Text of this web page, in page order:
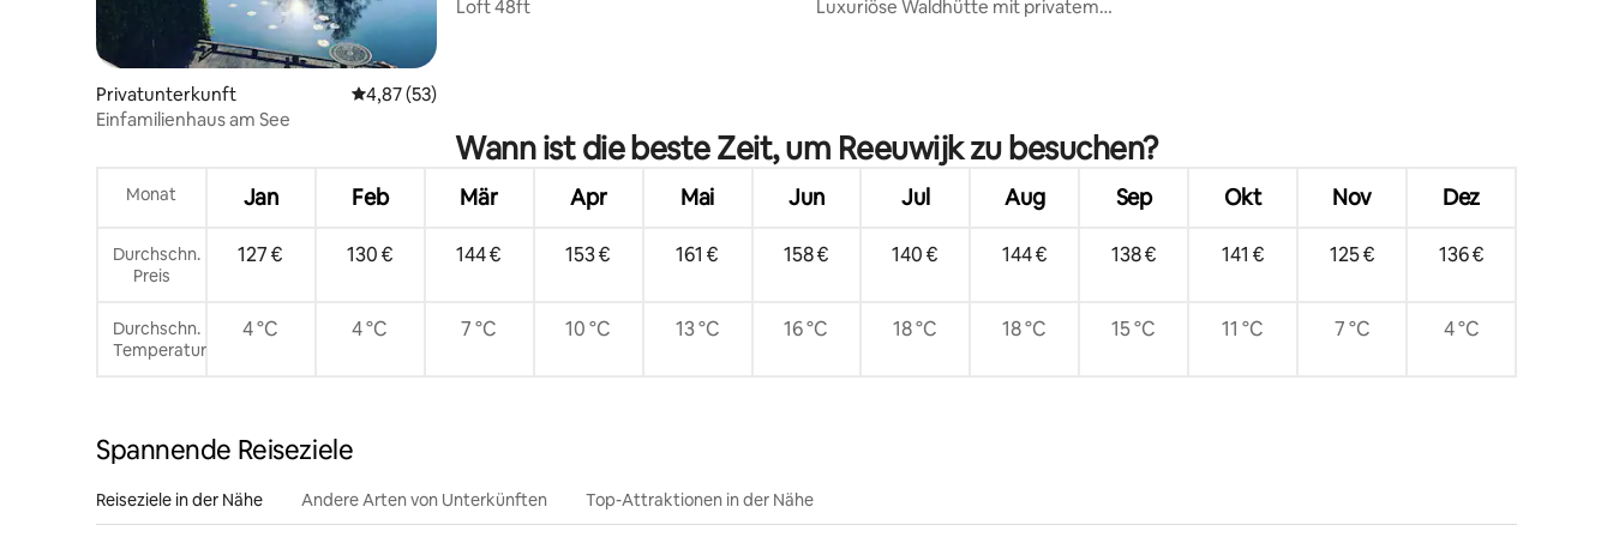
Privatunterkunft Durchschnittliche Bewertung: 4,87 von 5, 53 Bewertungen
4,87 (53)
Einfamilienhaus am See
Loft 48ft
Luxuriöse Waldhütte mit privatem
Wann ist die beste Zeit, um Reeuwijk zu besuchen?
Monat Jan Feb Mär Apr Mai Jun Jul Aug Sep Okt Nov Dez
Durchschn.
Preis
127 € 130 € 144 € 153 € 161 € 158 € 140 € 144 € 138 € 141 € 125 € 136 €
Durchschn.
Temperatur
4 °C 4 °C 7 °C 10 °C 13 °C 16 °C 18 °C 18 °C 15 °C 11 °C 7 °C 4 °C
Spannende Reiseziele
Reiseziele in der Nähe Andere Arten von Unterkünften Top-Attraktionen in der Nähe